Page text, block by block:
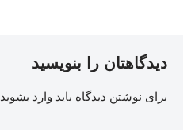
دیدگاهتان را بنویسید
برای نوشتن دیدگاه باید وارد بشوید